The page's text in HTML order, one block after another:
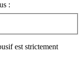
:
est strictement